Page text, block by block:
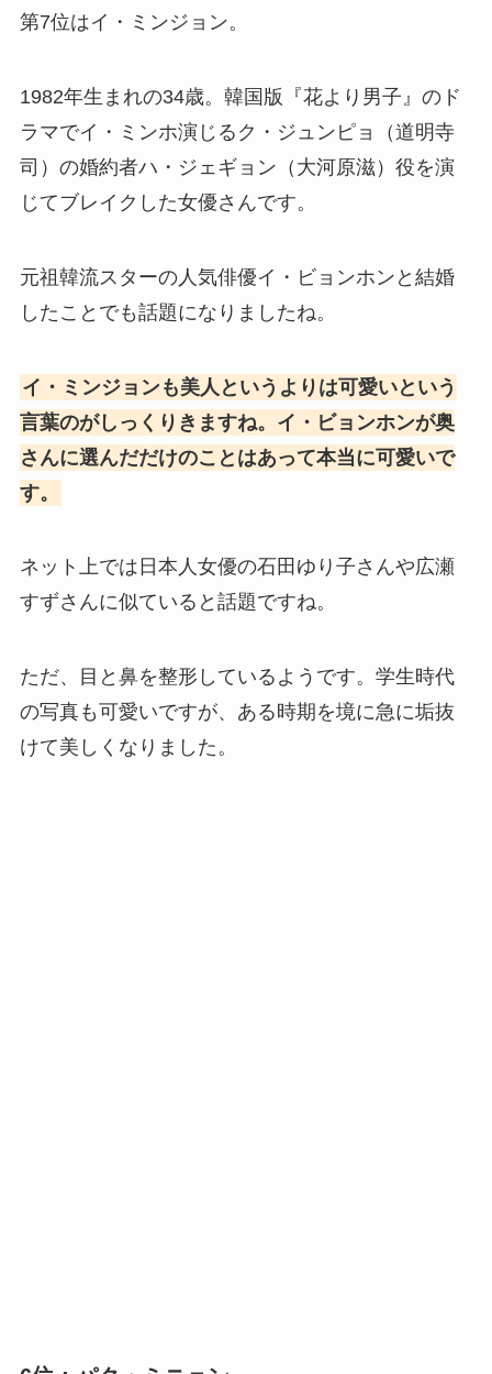
第7位はイ・ミンジョン。
1982年生まれの34歳。韓国版『花より男子』のド
ラマでイ・ミンホ演じるク・ジュンピョ（道明寺
司）の婚約者ハ・ジェギョン（大河原滋）役を演
じてブレイクした女優さんです。
元祖韓流スターの人気俳優イ・ビョンホンと結婚
したことでも話題になりましたね。
イ・ミンジョンも美人というよりは可愛いという
言葉のがしっくりきますね。イ・ビョンホンが奥
さんに選んだだけのことはあって本当に可愛いで
す。
ネット上では日本人女優の石田ゆり子さんや広瀬
すずさんに似ていると話題ですね。
ただ、目と鼻を整形しているようです。学生時代
の写真も可愛いですが、ある時期を境に急に垢抜
けて美しくなりました。